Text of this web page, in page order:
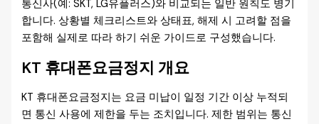
통신사(예: SKT, LG유플러스)와 비교되는 일반 원칙도 병기
합니다. 상황별 체크리스트와 상태표, 해제 시 고려할 점을
포함해 실제로 따라 하기 쉬운 가이드로 구성했습니다.
KT 휴대폰요금정지 개요
KT 휴대폰요금정지는 요금 미납이 일정 기간 이상 누적되
면 통신 사용에 제한을 두는 조치입니다. 제한 범위는 통신